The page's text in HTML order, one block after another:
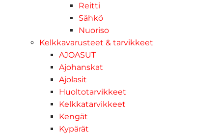
Reitti
Sähkö
Nuoriso
Kelkkavarusteet & tarvikkeet
AJOASUT
Ajohanskat
Ajolasit
Huoltotarvikkeet
Kelkkatarvikkeet
Kengät
Kypärät